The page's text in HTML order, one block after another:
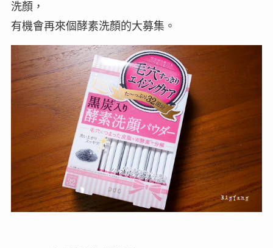
洗顏，
有機會再來個酵素洗顏的大募集。